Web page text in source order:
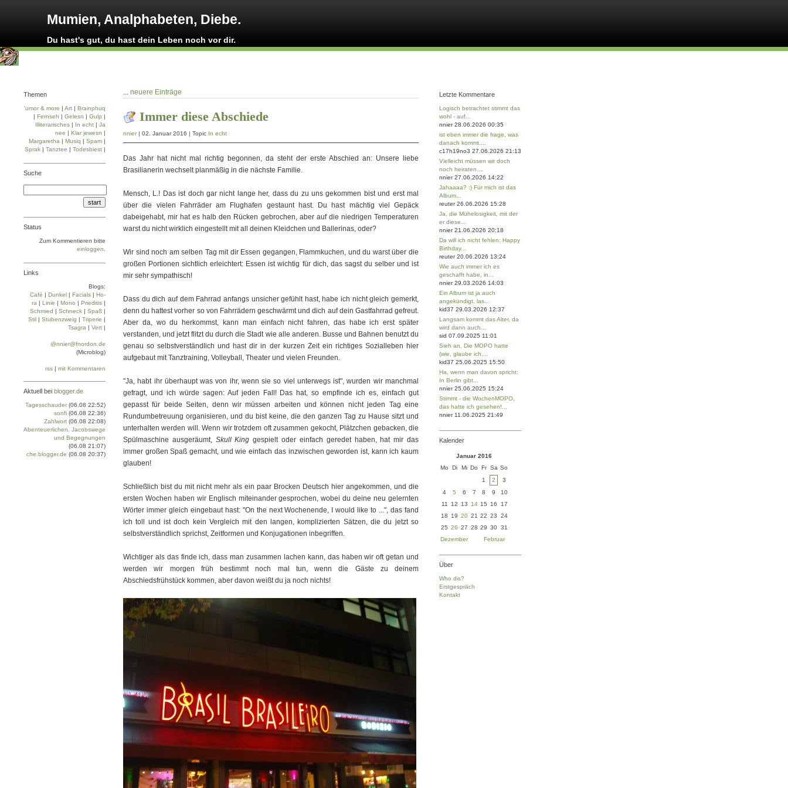
Mumien, Analphabeten, Diebe.
Du hast's gut, du hast dein Leben noch vor dir.
... neuere Einträge
Immer diese Abschiede
nnier| 02. Januar 2016 | Topic In echt
Das Jahr hat nicht mal richtig begonnen, da steht der erste Abschied an: Unsere liebe
Brasilianerin wechselt planmäßig in die nächste Familie.
Mensch, L.! Das ist doch gar nicht lange her, dass du zu uns gekommen bist und erst mal
über die vielen Fahrräder am Flughafen gestaunt hast. Du hast mächtig viel Gepäck
dabeigehabt, mir hat es halb den Rücken gebrochen, aber auf die niedrigen Temperaturen
warst du nicht wirklich eingestellt mit all deinen Kleidchen und Ballerinas, oder?
Wir sind noch am selben Tag mit dir Essen gegangen, Flammkuchen, und du warst über die
großen Portionen sichtlich erleichtert: Essen ist wichtig für dich, das sagst du selber und ist
mir sehr sympathisch!
Dass du dich auf dem Fahrrad anfangs unsicher gefühlt hast, habe ich nicht gleich gemerkt,
denn du hattest vorher so von Fahrrädern geschwärmt und dich auf dein Gastfahrrad gefreut.
Aber da, wo du herkommst, kann man einfach nicht fahren, das habe ich erst später
verstanden, und jetzt flitzt du durch die Stadt wie alle anderen. Busse und Bahnen benutzt du
genau so selbstverständlich und hast dir in der kurzen Zeit ein richtiges Sozialleben hier
aufgebaut mit Tanztraining, Volleyball, Theater und vielen Freunden.
"Ja, habt ihr überhaupt was von ihr, wenn sie so viel unterwegs ist", wurden wir manchmal
gefragt, und ich würde sagen: Auf jeden Fall! Das hat, so empfinde ich es, einfach gut
gepasst für beide Seiten, denn wir müssen arbeiten und können nicht jeden Tag eine
Rundumbetreuung organisieren, und du bist keine, die den ganzen Tag zu Hause sitzt und
unterhalten werden will. Wenn wir trotzdem oft zusammen gekocht, Plätzchen gebacken, die
Spülmaschine ausgeräumt, Skull King gespielt oder einfach geredet haben, hat mir das
immer großen Spaß gemacht, und wie einfach das inzwischen geworden ist, kann ich kaum
glauben!
Schließlich bist du mit nicht mehr als ein paar Brocken Deutsch hier angekommen, und die
ersten Wochen haben wir Englisch miteinander gesprochen, wobei du deine neu gelernten
Wörter immer gleich eingebaut hast: "On the next Wochenende, I would like to ...", das fand
ich toll und ist doch kein Vergleich mit den langen, komplizierten Sätzen, die du jetzt so
selbstverständlich sprichst, Zeitformen und Konjugationen inbegriffen.
Wichtiger als das finde ich, dass man zusammen lachen kann, das haben wir oft getan und
werden wir morgen früh bestimmt noch mal tun, wenn die Gäste zu deinem
Abschiedsfrühstück kommen, aber davon weißt du ja noch nichts!
Themen
'umor & more | Art | Brainphuq
| Fernseh | Gelesn | Gulp |
Illiterarisches | In echt | Ja
nee | Klar jewesn |
Margaretha | Musiq | Spam |
Sprak | Tanztee | Todesbiest |
Suche
Status
Zum Kommentieren bitte
einloggen
Links
Blogs:
Café | Dun­kel | Facials | Ho­
ra | Linie | Mo­no | Prie­di­tis |
Schmied | Schneck | Spaß |
Stil | Stu­ben­zweig | Tri­pe­rie |
Tsa­gra | Vert |
@nnier@fnordon.de
(Microblog)
rss | mit Kommentaren
Aktuell bei blogger.de
Tagesschauder (06.08 22:52)
sonfi (06.08 22:36)
Zahlwort (06.08 22:08)
Abenteuerlichen, Jacobswege
und Begegnungen
(06.08 21:07)
che.blogger.de (06.08 20:37)
Letzte Kommentare
Logisch betrachtet stimmt das
wohl - auf...
nnier 28.06.2026 00:35
ist eben immer die frage, was
danach kommt....
c17h19no3 27.06.2026 21:13
Vielleicht müssen wir doch
noch heiraten....
nnier 27.06.2026 14:22
Jahaaaa? :) Für mich ist das
Album...
reuter 26.06.2026 15:28
Ja, die Mühelosigkeit, mit der
er diese...
nnier 21.06.2026 20:18
Da will ich nicht fehlen: Happy
Birthday...
reuter 20.06.2026 13:24
Wie auch immer ich es
geschafft habe, in...
nnier 29.03.2026 14:03
Ein Album ist ja auch
angekündigt, las...
kid37 29.03.2026 12:37
Langsam kommt das Alter, da
wird dann auch...
sid 07.09.2025 11:01
Sieh an. Die MOPO hatte
(wie, glaube ich,...
kid37 25.06.2025 15:50
Ha, wenn man davon spricht:
In Berlin gibt...
nnier 25.06.2025 15:24
Stimmt - die WochenMOPO,
das hatte ich gesehen!...
nnier 11.06.2025 21:49
Kalender
Januar 2016
Mo
Di Mi Do Fr Sa So
1
2
3
4
5 6 7 8 9
10
11
12 13 14 15 16
17
18
19 20 21 22 23
24
25 26 27 28 29 30 31
Dezember
Februar
Über
Who dis?
Erstgespräch
Kontakt